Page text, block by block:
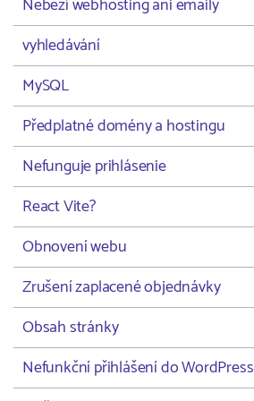
Neběží webhosting ani emaily
vyhledávání
MySQL
Předplatné domény a hostingu
Nefunguje prihlásenie
React Vite?
Obnovení webu
Zrušení zaplacené objednávky
Obsah stránky
Nefunkční přihlášení do WordPress